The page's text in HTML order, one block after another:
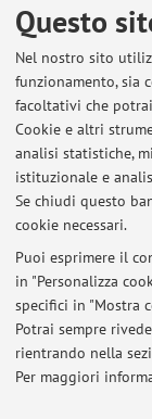
Questo
Nel nostro sito
funzionamento, sia
facoltativi che
Cookie e altri
analisi statistiche,
istituzionale e
Se chiudi questo
cookie necessari.
Puoi esprimere il
in "Personalizza
specifici in "Mostra
Potrai sempre
rientrando nella
Per maggiori
Contenuti
Al momento non
Al
Area riservata
Accedi tramite login